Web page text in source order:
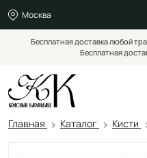
Москва
Бесплатная доставка любой
Бесплатная
Главная Каталог Кисти